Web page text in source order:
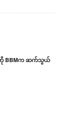
ကို BBMက ဆက်သွယ်